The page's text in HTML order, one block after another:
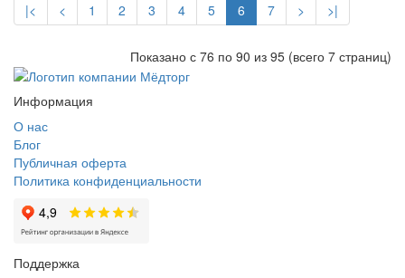
|< < 1 2 3 4 5 6 7 > >|
Показано с 76 по 90 из 95 (всего 7 страниц)
Информация
О нас
Блог
Публичная оферта
Политика конфиденциальности
Поддержка